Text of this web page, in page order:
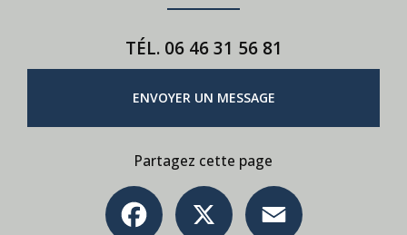
TÉL. 06 46 31 56 81
ENVOYER UN MESSAGE
Partagez cette page
Facebook